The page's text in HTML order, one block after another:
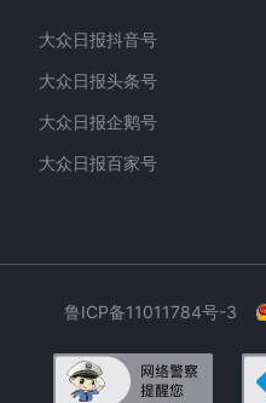
大众日报抖音号
大众日报头条号
大众日报企鹅号
大众日报百家号
鲁ICP备11011784号-3